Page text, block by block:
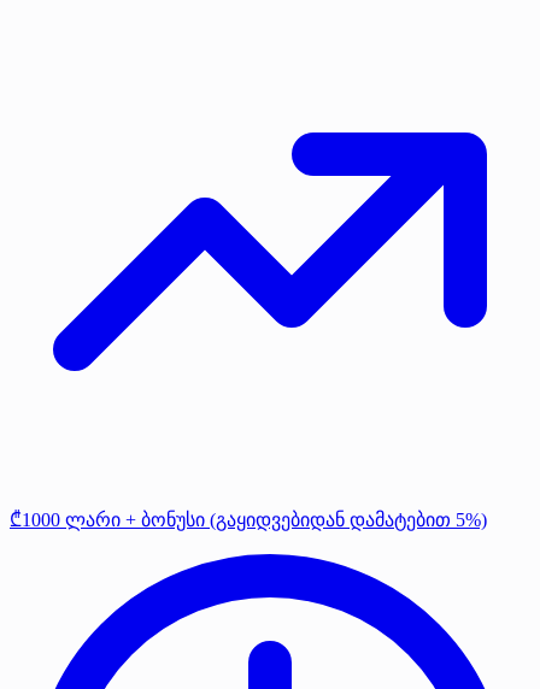
₾1000 ლარი + ბონუსი (გაყიდვებიდან დამატებით 5%)